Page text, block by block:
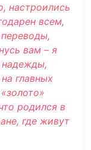
настроились
всем,
вам – я
главных
родился в
где живут